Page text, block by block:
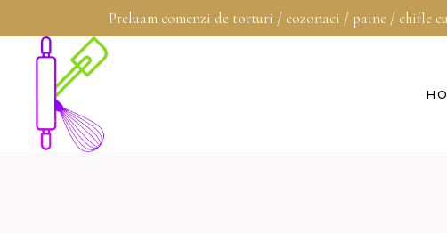
Preluam comenzi de torturi / cozonaci / paine / chifle